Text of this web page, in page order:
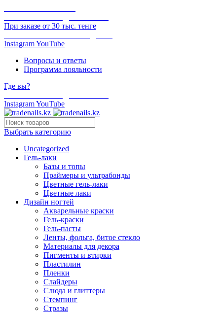
При заказе от 30 тыс. тенге
InstagramYouTube
Вопросы и ответы
Программа лояльности
Где вы?
InstagramYouTube
Выбрать категорию
Uncategorized
Гель-лаки
Базы и топы
Праймеры и ультрабонды
Цветные гель-лаки
Цветные лаки
Дизайн ногтей
Акварельные краски
Гель-краски
Гель-пасты
Ленты, фольга, битое стекло
Материалы для декора
Пигменты и втирки
Пластилин
Пленки
Слайдеры
Слюда и глиттеры
Стемпинг
Стразы